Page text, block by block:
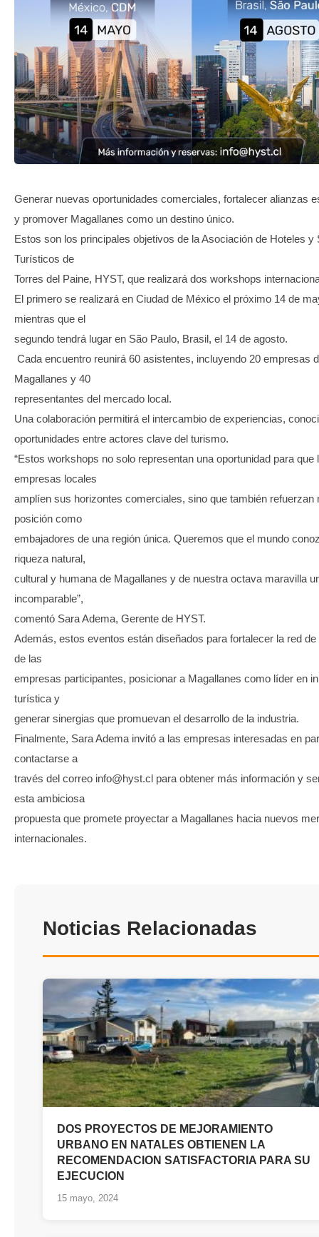
Generar nuevas oportunidades comerciales, fortalecer alianzas
y promover Magallanes como un destino único.
Estos son los principales objetivos de la Asociación de Hoteles y
Turísticos de
Torres del Paine, HYST, que realizará dos workshops
El primero se realizará en Ciudad de México el próximo 14 de
mientras que el
segundo tendrá lugar en São Paulo, Brasil, el 14 de agosto.
Cada encuentro reunirá 60 asistentes, incluyendo 20 empresas
Magallanes y 40
representantes del mercado local.
Una colaboración permitirá el intercambio de experiencias,
oportunidades entre actores clave del turismo.
“Estos workshops no solo representan una oportunidad para que
empresas locales
amplíen sus horizontes comerciales, sino que también refuerzan
posición como
embajadores de una región única. Queremos que el mundo
riqueza natural,
cultural y humana de Magallanes y de nuestra octava maravilla
incomparable”,
comentó Sara Adema, Gerente de HYST.
Además, estos eventos están diseñados para fortalecer la red
de las
empresas participantes, posicionar a Magallanes como líder en
turística y
generar sinergias que promuevan el desarrollo de la industria.
Finalmente, Sara Adema invitó a las empresas interesadas en
contactarse a
través del correo info@hyst.cl para obtener más información y
esta ambiciosa
propuesta que promete proyectar a Magallanes hacia nuevos
internacionales.
Noticias Relacionadas
DOS PROYECTOS DE MEJORAMIENTO
URBANO EN NATALES OBTIENEN LA
RECOMENDACION SATISFACTORIA PARA SU
EJECUCION
15 mayo, 2024